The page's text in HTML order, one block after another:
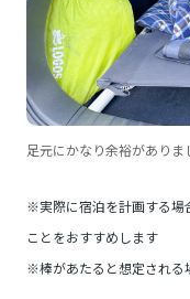
足元にかなり余裕がありま
※実際に宿泊を計画する場
ことをおすすめします
※棒があたると想定される